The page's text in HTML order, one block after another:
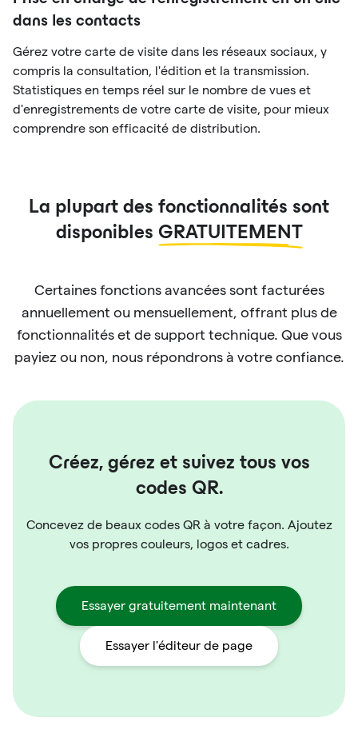
dans les contacts
Gérez votre carte de visite dans les réseaux sociaux, y
compris la consultation, l'édition et la transmission.
Statistiques en temps réel sur le nombre de vues et
d'enregistrements de votre carte de visite, pour mieux
comprendre son efficacité de distribution.
La plupart des fonctionnalités sont
disponibles GRATUITEMENT
Certaines fonctions avancées sont facturées
annuellement ou mensuellement, offrant plus de
fonctionnalités et de support technique. Que vous
payiez ou non, nous répondrons à votre confiance.
Créez, gérez et suivez tous vos
codes QR.
Concevez de beaux codes QR à votre façon. Ajoutez
vos propres couleurs, logos et cadres.
Essayer gratuitement maintenant
Essayer l'éditeur de page